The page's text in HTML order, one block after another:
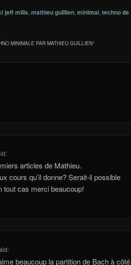
jeff mills, mathieu guillien, minimal, techno de
MINIMALE PAR MATHIEU GUILLIEN”
articles de Mathieu.
cours qu’il donne? Serait-il possible
tout cas merci beaucoup!
beaucoup la partition de Bach à côté